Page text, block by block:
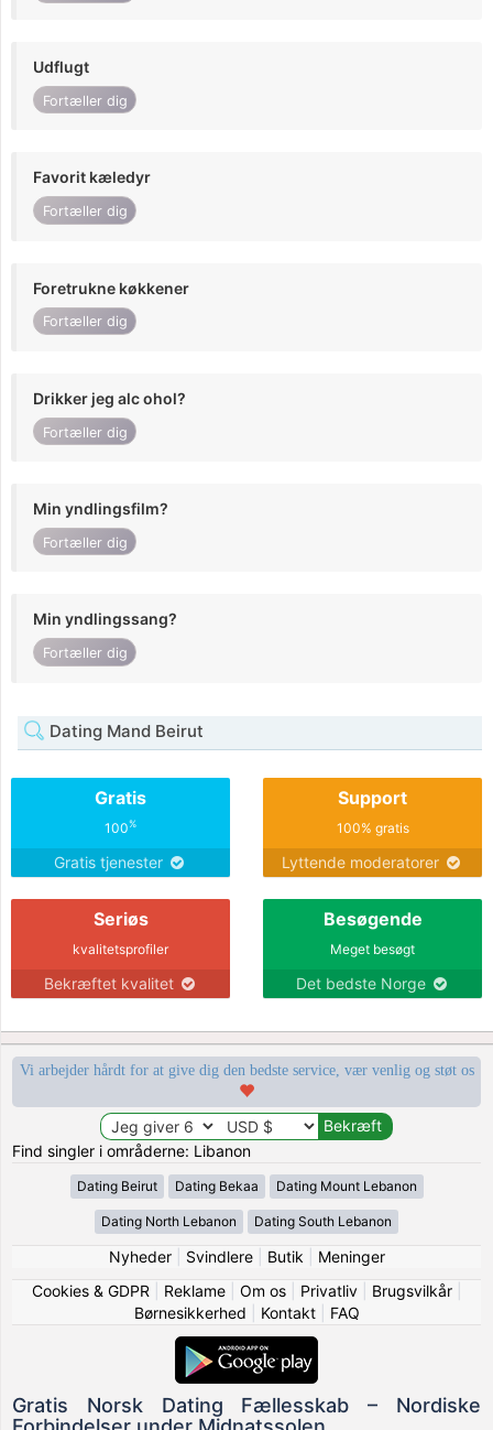
Udflugt
Fortæller dig
Favorit kæledyr
Fortæller dig
Foretrukne køkkener
Fortæller dig
Drikker jeg alc ohol?
Fortæller dig
Min yndlingsfilm?
Fortæller dig
Min yndlingssang?
Fortæller dig
Dating Mand Beirut
Gratis
100%
Gratis tjenester
Support
100% gratis
Lyttende moderatorer
Seriøs
kvalitetsprofiler
Bekræftet kvalitet
Besøgende
Meget besøgt
Det bedste Norge
Vi arbejder hårdt for at give dig den bedste service, vær venlig og støt os
Find singler i områderne: Libanon
Dating Beirut Dating Bekaa Dating Mount Lebanon
Dating North Lebanon Dating South Lebanon
Nyheder| Svindlere| Butik
Meninger
Cookies & GDPR
Reklame| Om os| Privatliv| Brugsvilkår|
Børnesikkerhed
Kontakt| FAQ
Gratis Norsk Dating Fællesskab – Nordiske